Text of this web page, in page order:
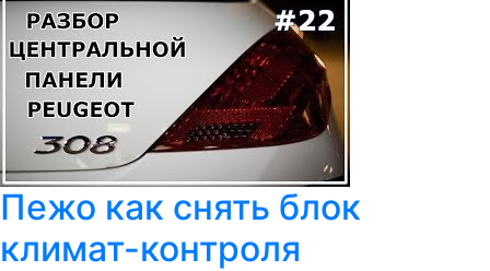
Пежо как снять блок
климат-контроля